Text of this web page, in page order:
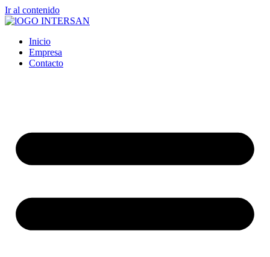
Ir al contenido
Inicio
Empresa
Contacto